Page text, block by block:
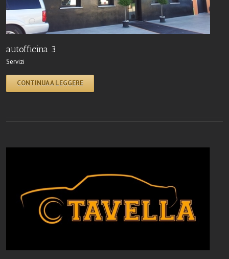
autofficina 3
Servizi
CONTINUA A LEGGERE